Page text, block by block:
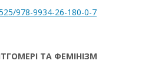
978-9934-26-180-0-7
ТА ФЕМІНІЗМ